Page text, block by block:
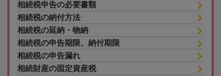
相続税申告の必要書類
相続税の納付方法
相続税の延納・物納
相続税の申告期限、納付期限
相続税の申告漏れ
相続財産の固定資産税